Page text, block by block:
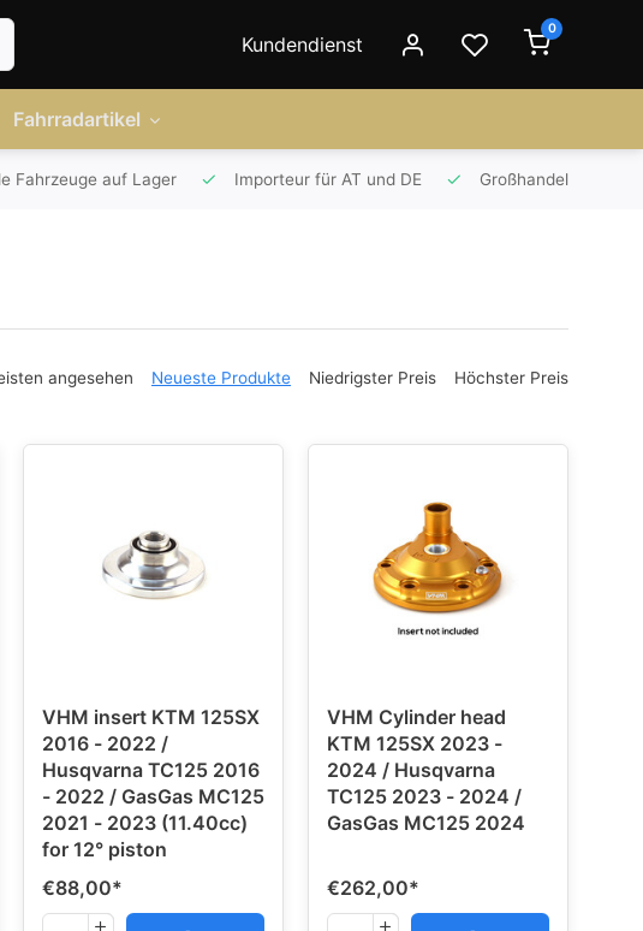
Kundendienst
0
Fahrradartikel
Fahrzeuge auf Lager Importeur für AT und DE Großhandel
angesehen Neueste Produkte Niedrigster Preis Höchster Preis
VHM insert KTM 125SX
2016 - 2022 /
Husqvarna TC125 2016
- 2022 / GasGas MC125
2021 - 2023 (11.40cc)
for 12° piston
€88,00*
VHM Cylinder head
KTM 125SX 2023 -
2024 / Husqvarna
TC125 2023 - 2024 /
GasGas MC125 2024
€262,00*